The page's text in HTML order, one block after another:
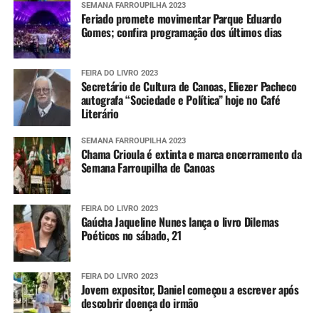
SEMANA FARROUPILHA 2023
Feriado promete movimentar Parque Eduardo
Gomes; confira programação dos últimos dias
FEIRA DO LIVRO 2023
Secretário de Cultura de Canoas, Eliezer Pacheco
autografa “Sociedade e Política” hoje no Café
Literário
SEMANA FARROUPILHA 2023
Chama Crioula é extinta e marca encerramento da
Semana Farroupilha de Canoas
FEIRA DO LIVRO 2023
Gaúcha Jaqueline Nunes lança o livro Dilemas
Poéticos no sábado, 21
FEIRA DO LIVRO 2023
Jovem expositor, Daniel começou a escrever após
descobrir doença do irmão